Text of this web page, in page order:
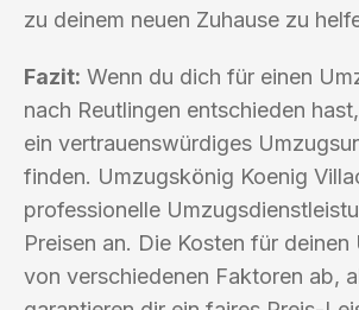
zu deinem neuen Zuhause zu
Fazit: Wenn du dich für einen
nach Reutlingen entschieden
ein vertrauenswürdiges
finden. Umzugskönig Koenig
professionelle
Preisen an. Die Kosten für deinen
von verschiedenen Faktoren ab,